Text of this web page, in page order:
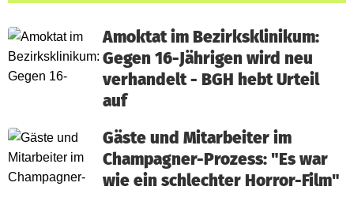
Amoktat im Bezirksklinikum:
Gegen 16-Jährigen wird neu
verhandelt - BGH hebt Urteil
auf
Gäste und Mitarbeiter im
Champagner-Prozess: "Es war
wie ein schlechter Horror-Film"